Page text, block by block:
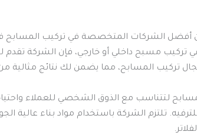
أفضل الشركات المتخصصة في تركيب المسابح
تركيب مسبح داخلي أو خارجي، فإن الشركة تقدم
تركيب المسابح، مما يضمن لك نتائج مثالية
لتتناسب مع الذوق الشخصي للعملاء
تلتزم الشركة باستخدام مواد بناء عالية